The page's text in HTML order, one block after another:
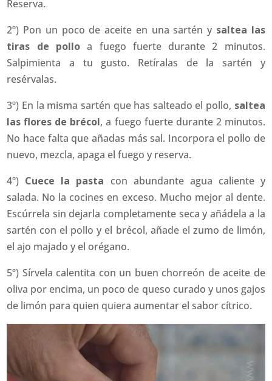
Reserva.
2º) Pon un poco de aceite en una sartén y saltea las
tiras de polloa fuego fuerte durante 2 minutos.
Salpimienta a tu gusto. Retíralas de la sartén y
resérvalas.
3º) En la misma sartén que has salteado el pollo, saltea
las flores de brécol, a fuego fuerte durante 2 minutos.
No hace falta que añadas más sal. Incorpora el pollo de
nuevo, mezcla, apaga el fuego y reserva.
4º) Cuece la pasta con abundante agua caliente y
salada. No la cocines en exceso. Mucho mejor al dente.
Escúrrela sin dejarla completamente seca y añádela a la
sartén con el pollo y el brécol, añade el zumo de limón,
el ajo majado y el orégano.
5º) Sírvela calentita con un buen chorreón de aceite de
oliva por encima, un poco de queso curado y unos gajos
de limón para quien quiera aumentar el sabor cítrico.